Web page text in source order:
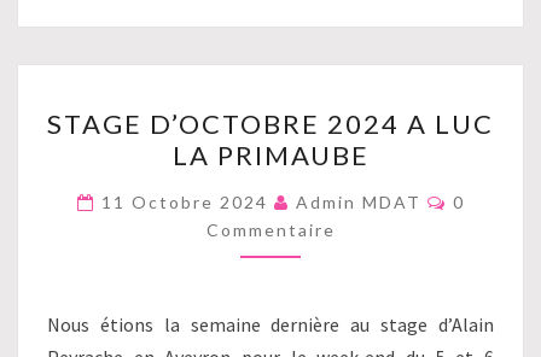
D’OCTOBRE
2024
A
LUC
LA
STAGE D’OCTOBRE 2024 A LUC
LA PRIMAUBE
11 Octobre 2024 Admin MDAT
0
Commentaire
Nous étions la semaine dernière au stage d’Alain